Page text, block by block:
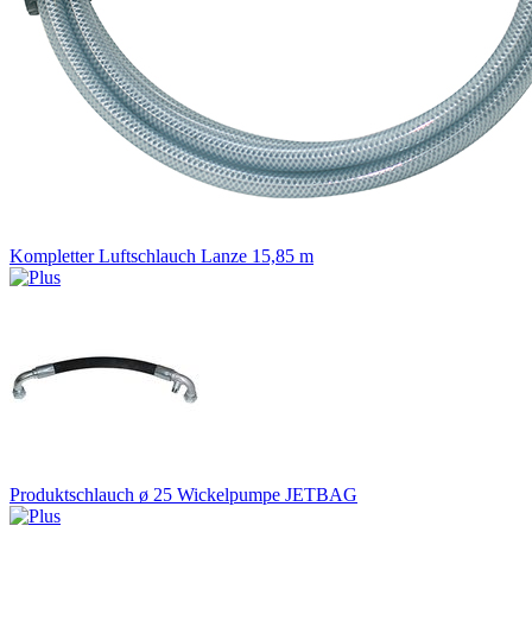
Kompletter Luftschlauch Lanze 15,85 m
Produktschlauch ø 25 Wickelpumpe JETBAG